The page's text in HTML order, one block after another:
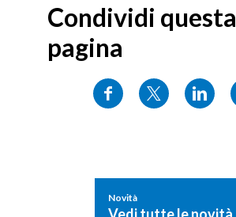
Condividi questa
pagina
Novità